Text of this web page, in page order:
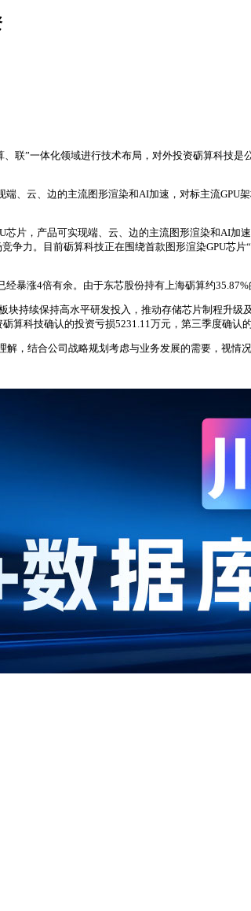
”一体化领域进行技术布局，对外投资砺算科技是
、云、边的主流图形渲染和AI加速，对标主流GPU
片，产品可实现端、云、边的主流图形渲染和AI加
争力。目前砺算科技正在围绕首款图形渲染GPU芯
暴涨4倍有余。由于东芯股份持有上海砺算约
持续保持高水平研发投入，推动存储芯片制程升
科技确认的投资亏损5231.11万元，第三季度确认的
，结合公司战略规划考虑与业务发展的需要，视情